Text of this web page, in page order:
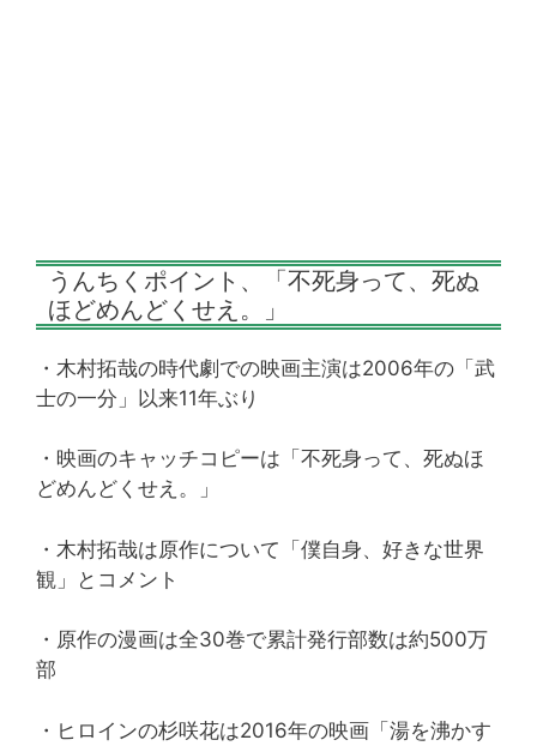
うんちくポイント、「不死身って、死ぬ
ほどめんどくせえ。」
・木村拓哉の時代劇での映画主演は2006年の「武
士の一分」以来11年ぶり
・映画のキャッチコピーは「不死身って、死ぬほ
どめんどくせえ。」
・木村拓哉は原作について「僕自身、好きな世界
観」とコメント
・原作の漫画は全30巻で累計発行部数は約500万
部
・ヒロインの杉咲花は2016年の映画「湯を沸かす